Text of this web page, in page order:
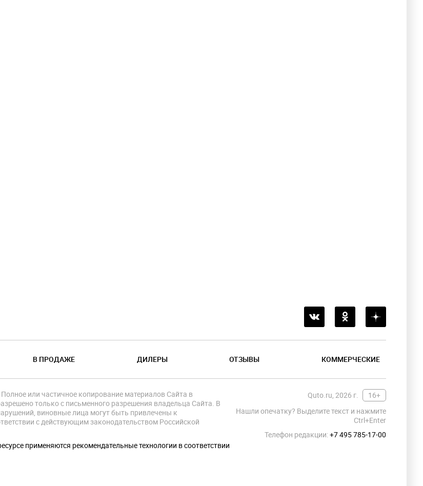
В ПРОДАЖЕ ДИЛЕРЫ ОТЗЫВЫ КОММЕРЧЕСКИЕ
Quto.ru, 2026 г.
16+
Нашли опечатку? Выделите текст и нажмите
Ctrl+Enter
Телефон редакции:+7 495 785-17-00
или частичное копирование материалов Сайта в
только с письменного разрешения владельца Сайта. В
виновные лица могут быть привлечены к
с действующим законодательством Российской
применяются рекомендательные технологии в соответствии